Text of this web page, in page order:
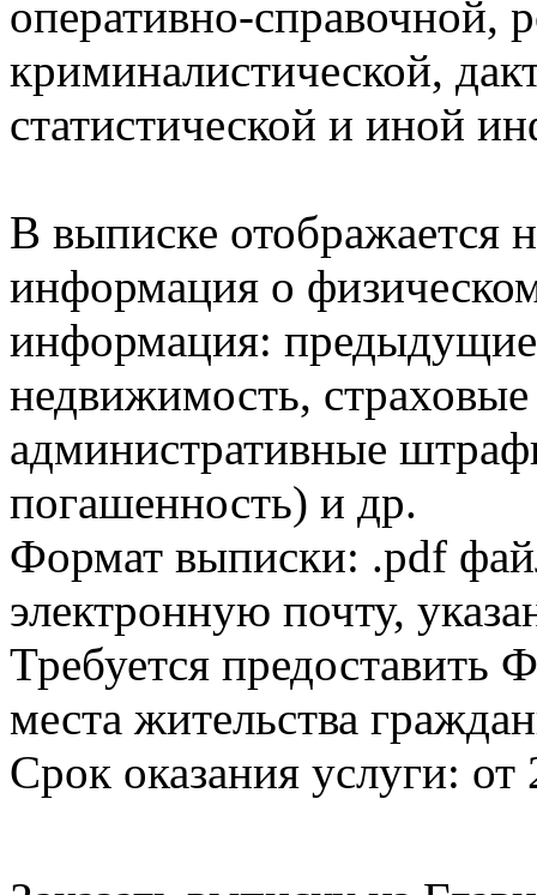
оперативно-справочной,
криминалистической,
статистической и иной
В выписке отображается
информация о
информация:
недвижимость,
административные
погашенность) и др.
Формат выписки: .pdf
электронную почту,
Требуется
места жительства
Срок оказания услуги: от